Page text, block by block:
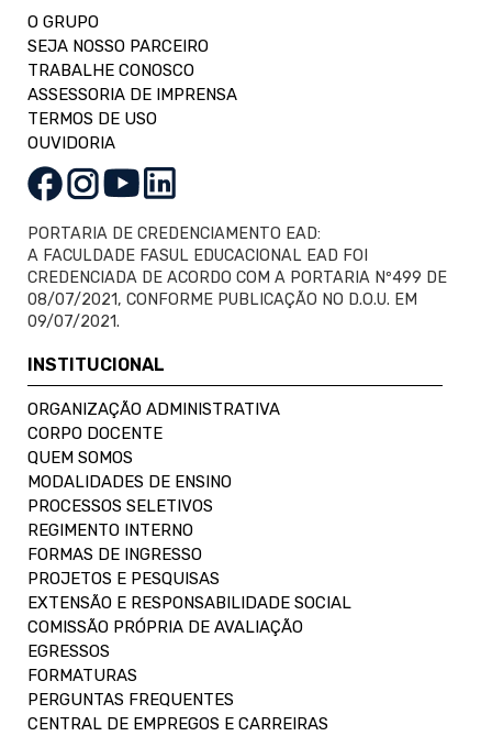
O GRUPO
SEJA NOSSO PARCEIRO
TRABALHE CONOSCO
ASSESSORIA DE IMPRENSA
TERMOS DE USO
OUVIDORIA
PORTARIA DE CREDENCIAMENTO EAD:
A FACULDADE FASUL EDUCACIONAL EAD FOI
CREDENCIADA DE ACORDO COM A PORTARIA Nº499 DE
08/07/2021, CONFORME PUBLICAÇÃO NO D.O.U. EM
09/07/2021.
INSTITUCIONAL
ORGANIZAÇÃO ADMINISTRATIVA
CORPO DOCENTE
QUEM SOMOS
MODALIDADES DE ENSINO
PROCESSOS SELETIVOS
REGIMENTO INTERNO
FORMAS DE INGRESSO
PROJETOS E PESQUISAS
EXTENSÃO E RESPONSABILIDADE SOCIAL
COMISSÃO PRÓPRIA DE AVALIAÇÃO
EGRESSOS
FORMATURAS
PERGUNTAS FREQUENTES
CENTRAL DE EMPREGOS E CARREIRAS